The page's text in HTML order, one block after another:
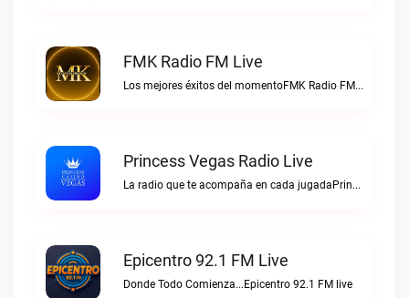
FMK Radio FM Live
Los mejores éxitos del momentoFMK Radio FM live
Princess Vegas Radio Live
La radio que te acompaña en cada jugadaPrincess Vegas Radio live
Epicentro 92.1 FM Live
Donde Todo Comienza...Epicentro 92.1 FM live